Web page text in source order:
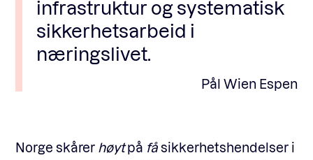
infrastruktur og systematisk
sikkerhetsarbeid i
næringslivet.
Pål Wien Espen
Norge skårer høytpå fåsikkerhetshendelser i